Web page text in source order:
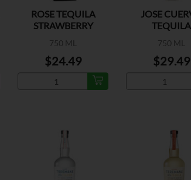
ROSE TEQUILA
STRAWBERRY
750 ML
$24.49
JOSE
TEQUILA
750 ML
$29.49